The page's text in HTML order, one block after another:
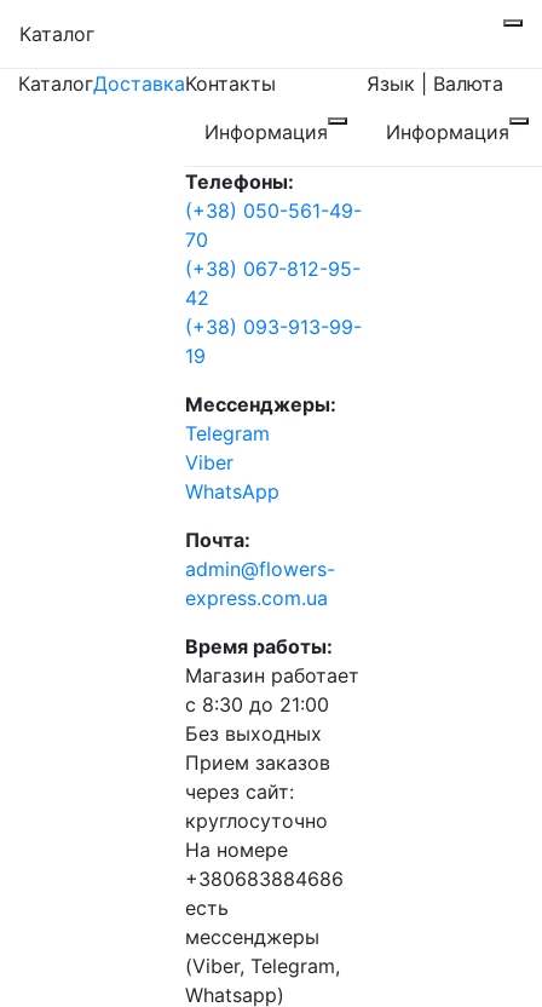
Каталог
КаталогДоставкаКонтакты
Информация
Телефоны:
(+38) 050-561-49-
70
(+38) 067-812-95-
42
(+38) 093-913-99-
19
Мессенджеры:
Telegram
Viber
WhatsApp
Почта:
admin@flowers-
express.com.ua
Время работы:
Магазин работает
с 8:30 до 21:00
Без выходных
Прием заказов
через сайт:
круглосуточно
На номере
+380683884686
есть
мессенджеры
(Viber, Telegram,
Whatsapp)
Язык | Валюта
Информация